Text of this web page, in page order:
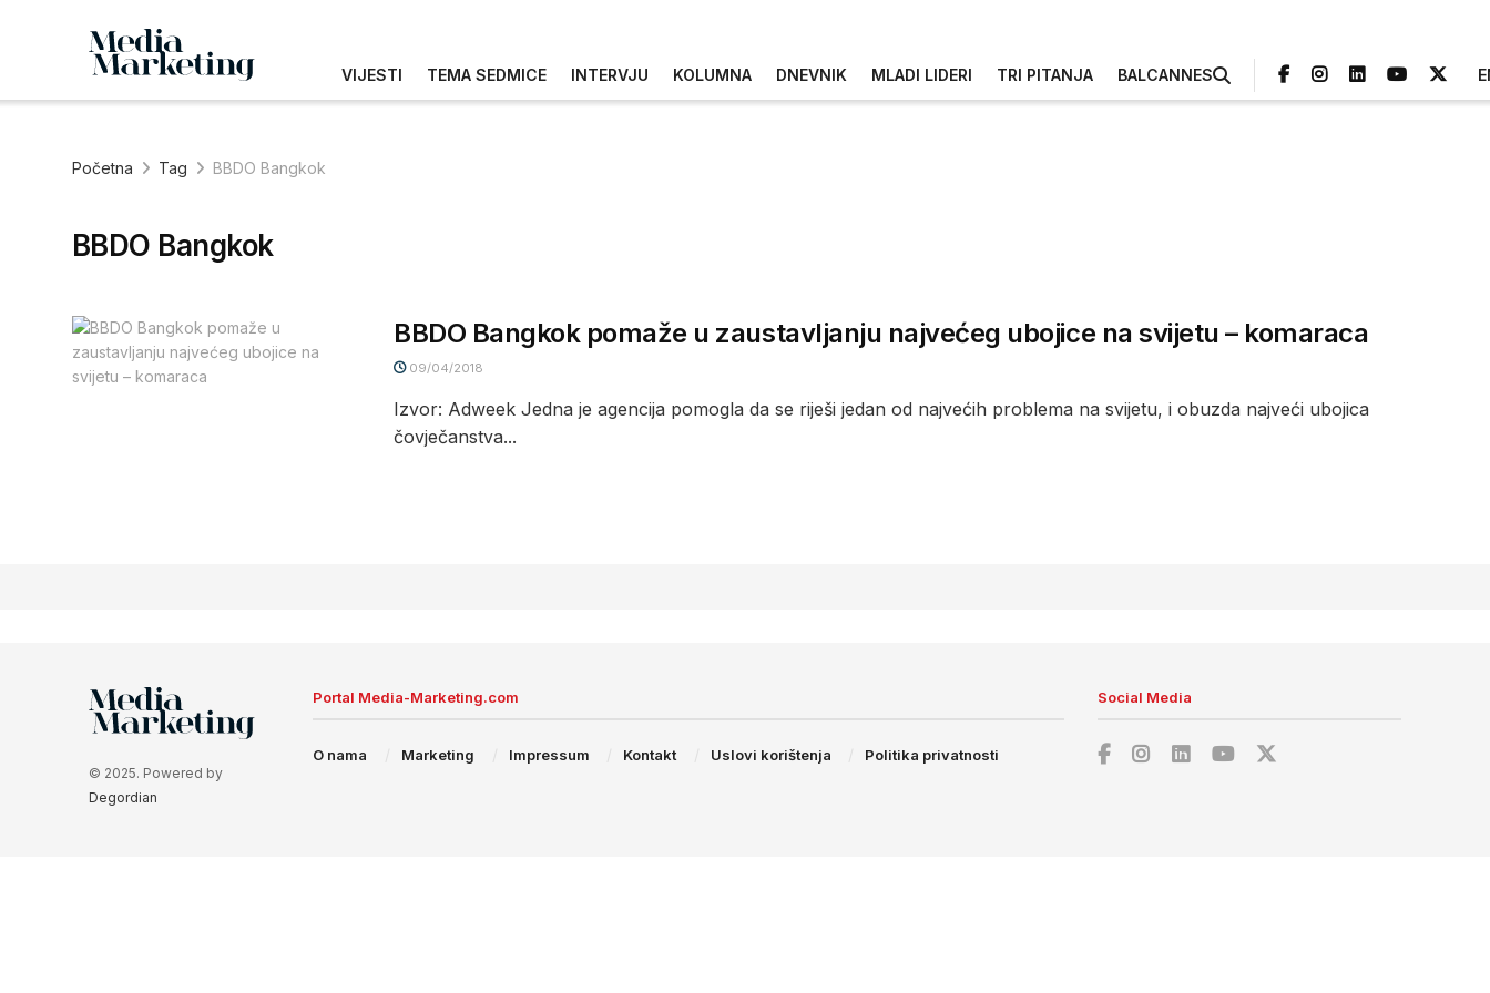
VIJESTI TEMA SEDMICE INTERVJU KOLUMNA DNEVNIK MLADI LIDERI TRI PITANJA BALCANNES
Početna Tag BBDO Bangkok
BBDO Bangkok
BBDO Bangkok pomaže u zaustavljanju najvećeg ubojice na svijetu – komaraca
09/04/2018
Izvor: Adweek Jedna je agencija pomogla da se riješi jedan od najvećih problema na svijetu, i obuzda najveći ubojica
čovječanstva...
© 2025. Powered by
Degordian
Portal Media-Marketing.com
O nama Marketing Impressum Kontakt Uslovi korištenja Politika privatnosti
Social Media